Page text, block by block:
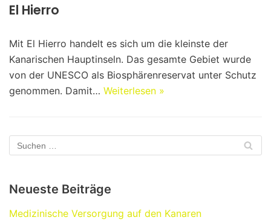
El Hierro
Mit El Hierro handelt es sich um die kleinste der
Kanarischen Hauptinseln. Das gesamte Gebiet wurde
von der UNESCO als Biosphärenreservat unter Schutz
genommen. Damit… Weiterlesen »
Neueste Beiträge
Medizinische Versorgung auf den Kanaren